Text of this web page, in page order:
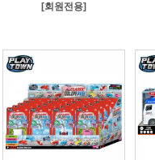
[회원전용]